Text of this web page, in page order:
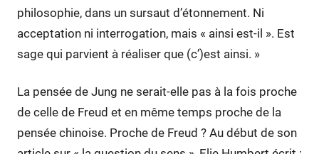
philosophie, dans un sursaut d’étonnement. Ni
acceptation ni interrogation, mais « ainsi est-il ». Est
sage qui parvient à réaliser que (c’)est ainsi. »
La pensée de Jung ne serait-elle pas à la fois proche
de celle de Freud et en même temps proche de la
pensée chinoise. Proche de Freud ? Au début de son